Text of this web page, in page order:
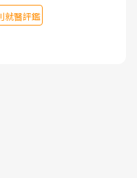
及物理徒手治療都
都效果有限,只是壓
重影響生活品質.
任是頸頭症候群專
就醫評鑑